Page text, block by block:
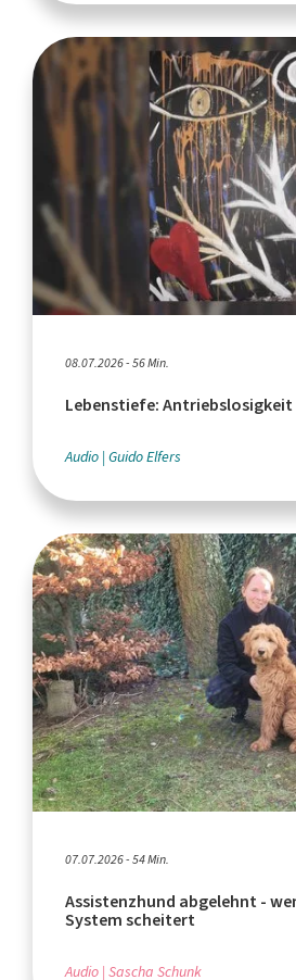
08.07.2026 - 56 Min.
Lebenstiefe: Antriebslosigkeit
Audio Guido Elfers
07.07.2026 - 54 Min.
Assistenzhund abgelehnt -
System scheitert
Audio Sascha Schunk